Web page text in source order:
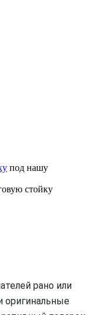
под нашу
стойку
рано или
оригинальные